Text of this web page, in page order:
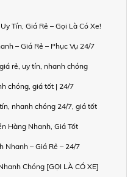
Tín, Giá Rẻ – Gọi Là Có Xe!
– Giá Rẻ – Phục Vụ 24/7
rẻ, uy tín, nhanh chóng
chóng, giá tốt | 24/7
nhanh chóng 24/7, giá tốt
Hàng Nhanh, Giá Tốt
Nhanh – Giá Rẻ – 24/7
Chóng [GỌI LÀ CÓ XE]